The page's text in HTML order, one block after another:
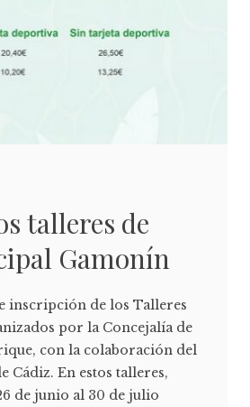
talleres de
Gamonín
inscripción de los Talleres
por la Concejalía de
con la colaboración del
Cádiz. En estos talleres,
de junio al 30 de julio